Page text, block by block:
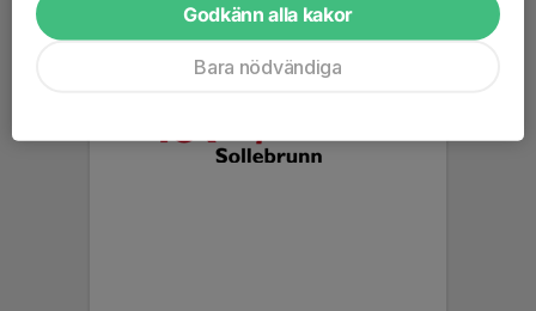
Godkänn alla kakor
Bara nödvändiga